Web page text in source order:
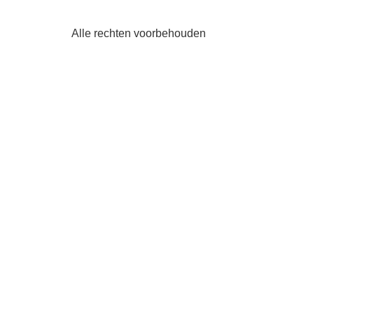
Alle rechten voorbehouden